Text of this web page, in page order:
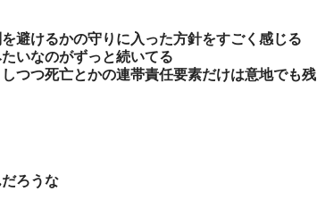
避けるかの守りに入った方針をすごく感じる
いなのがずっと続いてる
つつ死亡とかの連帯責任要素だけは意地でも残
ろうな